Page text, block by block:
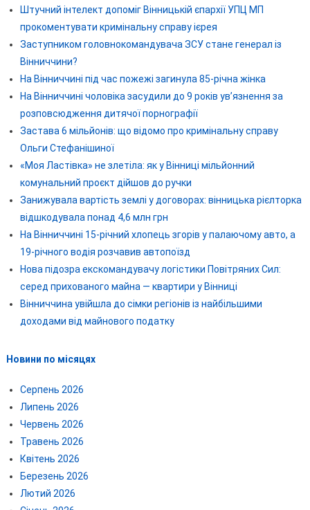
Штучний інтелект допоміг Вінницькій єпархії УПЦ МП
прокоментувати кримінальну справу ієрея
Заступником головнокомандувача ЗСУ стане генерал із
Вінниччини?
На Вінниччині під час пожежі загинула 85-річна жінка
На Вінниччині чоловіка засудили до 9 років ув’язнення за
розповсюдження дитячої порнографії
Застава 6 мільйонів: що відомо про кримінальну справу
Ольги Стефанішиної
«Моя Ластівка» не злетіла: як у Вінниці мільйонний
комунальний проєкт дійшов до ручки
Занижувала вартість землі у договорах: вінницька рієлторка
відшкодувала понад 4,6 млн грн
На Вінниччині 15-річний хлопець згорів у палаючому авто, а
19-річного водія розчавив автопоїзд
Нова підозра екскомандувачу логістики Повітряних Сил:
серед прихованого майна — квартири у Вінниці
Вінниччина увійшла до сімки регіонів із найбільшими
доходами від майнового податку
Новини по місяцях
Серпень 2026
Липень 2026
Червень 2026
Травень 2026
Квітень 2026
Березень 2026
Лютий 2026